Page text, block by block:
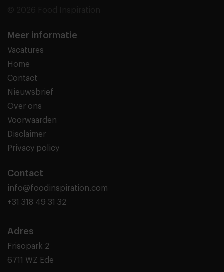
Meer informatie
Vacatures
Home
Contact
Nieuwsbrief
Over ons
Voorwaarden
Disclaimer
Privacy policy
Contact
info@foodinspiration.com
+31 318 49 31 32
Adres
Frisopark 2
6711 WZ Ede